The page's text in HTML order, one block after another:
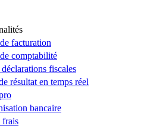
facturation
comptabilité
fiscales
résultat en temps réel
bancaire
frais